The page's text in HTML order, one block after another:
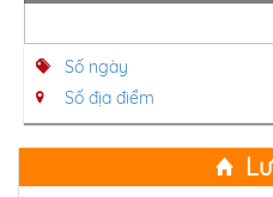
Số ngày
Số địa điểm